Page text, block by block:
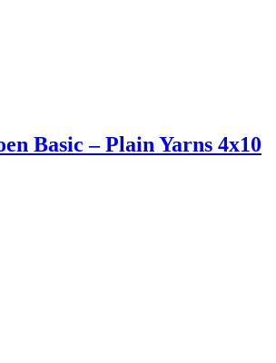
Basic – Plain Yarns 4x10